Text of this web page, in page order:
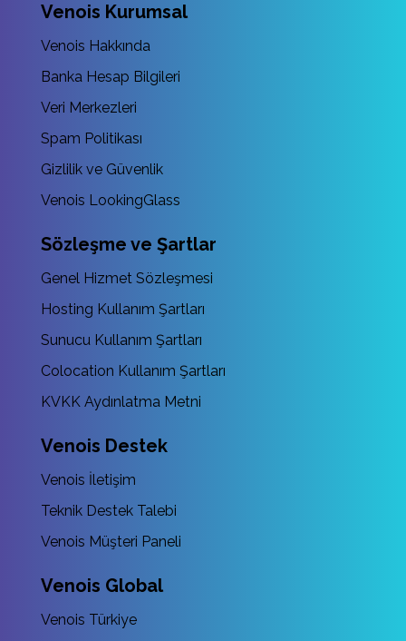
Venois Kurumsal
Venois Hakkında
Banka Hesap Bilgileri
Veri Merkezleri
Spam Politikası
Gizlilik ve Güvenlik
Venois LookingGlass
Sözleşme ve Şartlar
Genel Hizmet Sözleşmesi
Hosting Kullanım Şartları
Sunucu Kullanım Şartları
Colocation Kullanım Şartları
KVKK Aydınlatma Metni
Venois Destek
Venois İletişim
Teknik Destek Talebi
Venois Müşteri Paneli
Venois Global
Venois Türkiye